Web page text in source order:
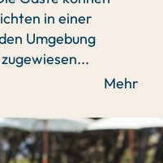
in einer
Umgebung
...
Mehr